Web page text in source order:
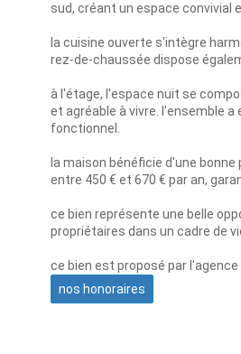
sud, créant un espace convivial
la cuisine ouverte s'intègre
rez-de-chaussée dispose
à l'étage, l'espace nuit se
et agréable à vivre. l'ensemble
fonctionnel.
la maison bénéficie d'une
entre 450 € et 670 € par an,
ce bien représente une belle
propriétaires dans un cadre de
ce bien est proposé par
nos honoraires